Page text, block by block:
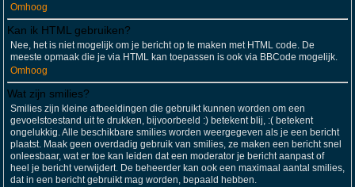
Omhoog
Kan ik HTML gebruiken?
Nee, het is niet mogelijk om je bericht op te maken met HTML code. De
meeste opmaak die je via HTML kan toepassen is ook via BBCode mogelijk.
Omhoog
Wat zijn smilies?
Smilies zijn kleine afbeeldingen die gebruikt kunnen worden om een
gevoelstoestand uit te drukken, bijvoorbeeld :) betekent blij, :( betekent
ongelukkig. Alle beschikbare smilies worden weergegeven als je een bericht
plaatst. Maak geen overdadig gebruik van smilies, ze maken een bericht snel
onleesbaar, wat er toe kan leiden dat een moderator je bericht aanpast of
heel je bericht verwijdert. De beheerder kan ook een maximaal aantal smilies,
dat in een bericht gebruikt mag worden, bepaald hebben.